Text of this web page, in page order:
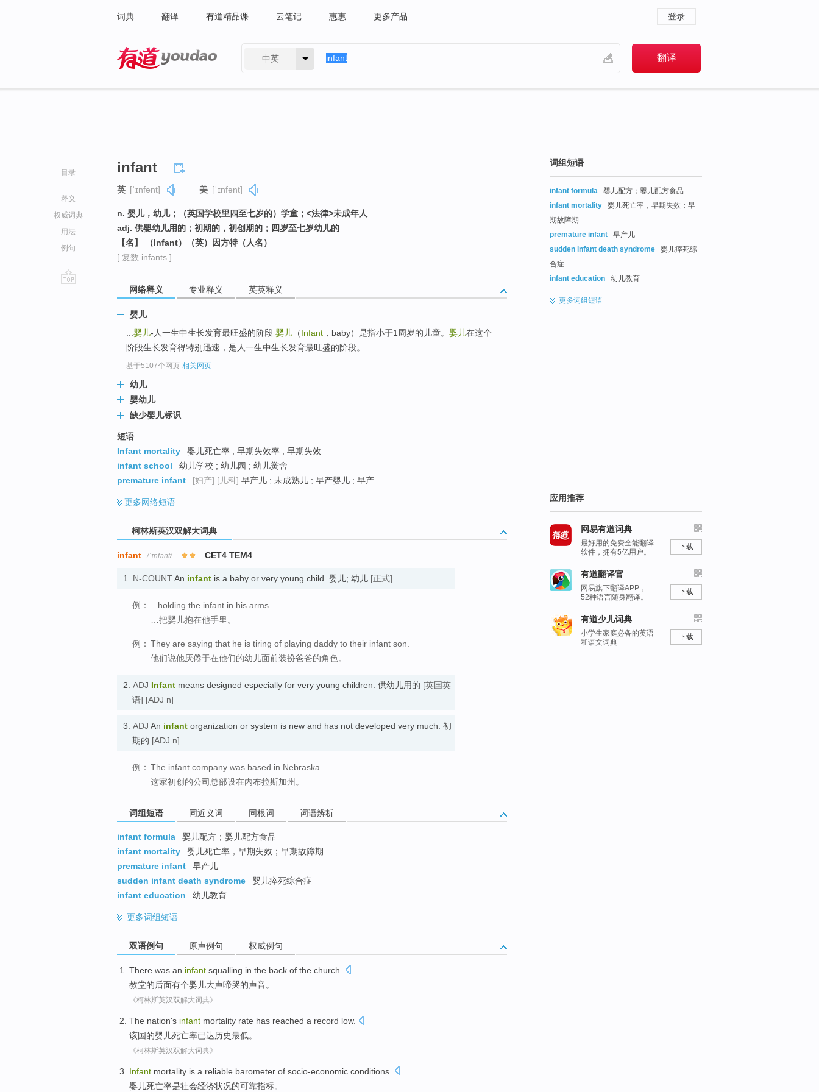
词典 翻译 有道精品课 云笔记 惠惠 更多产品 登录
中英
目录
释义
权威词典
用法
例句
infant
英 [ˈɪnfənt] 美 [ˈɪnfənt]
n. 婴儿，幼儿；（英国学校里四至七岁的）学童；<法律>未成年人
adj. 供婴幼儿用的；初期的，初创期的；四岁至七岁幼儿的
【名】 （Infant）（英）因方特（人名）
[ 复数 infants ]
网络释义 专业释义 英英释义
婴儿
婴儿-人一生中生长发育最旺盛的阶段 婴儿 （Infant ，baby）是指小于1周岁的儿童。 婴儿在这个
阶段生长发育得特别迅速，是人一生中生长发育最旺盛的阶段。
基于5107个网页-相关网页
幼儿
婴幼儿
缺少婴儿标识
短语
Infant mortality
婴儿死亡率 ; 早期失效率 ; 早期失效
infant school
幼儿学校 ; 幼儿园 ; 幼儿黉舍
premature infant
[妇产] [儿科] 早产儿 ; 未成熟儿 ; 早产婴儿 ; 早产
更多网络短语
柯林斯英汉双解大词典
infant /ˈɪnfənt/ CET4 TEM4
1. N-COUNTAn infant is a baby or very young child. 婴儿; 幼儿 [正式]
例：
...holding the infant in his arms.
…把婴儿抱在他手里。
例： They are saying that he is tiring of playing daddy to their infant son.
他们说他厌倦于在他们的幼儿面前装扮爸爸的角色。
2. ADJ Infant means designed especially for very young children. 供幼儿用的 [英国英
语] [ADJ n]
3. ADJ An infant organization or system is new and has not developed very much. 初
期的 [ADJ n]
例： The infant company was based in Nebraska.
这家初创的公司总部设在内布拉斯加州。
词组短语 同近义词 同根词 词语辨析
infant formula
婴儿配方；婴儿配方食品
infant mortality
婴儿死亡率，早期失效；早期故障期
premature infant
早产儿
sudden infant death syndrome
婴儿瘁死综合症
infant education
幼儿教育
更多词组短语
双语例句 原声例句 权威例句
There was an infant squalling in the back of the church
教堂的后面有个婴儿大声啼哭的声音。
《柯林斯英汉双解大词典》
The nation's infant mortality rate has reached a record low.
该国的婴儿死亡率已达历史最低。
《柯林斯英汉双解大词典》
Infant mortality is a reliable barometer of socio-economic conditions
婴儿死亡率是社会经济状况的可靠指标。
词组短语
infant formula
婴儿配方；婴儿配方食品
infant mortality
婴儿死亡率，早期失效；早
期故障期
premature infant
早产儿
sudden infant death syndrome
婴儿瘁死综
合症
infant education
幼儿教育
更多词组短语
应用推荐